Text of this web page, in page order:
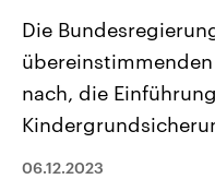
Landtagswahl Sachsen-
2026
Alle Informationen
Sachsen-Anhalt wählt am
Landtag. Seit 2021 wird
Die
nach, die
06.12.2023